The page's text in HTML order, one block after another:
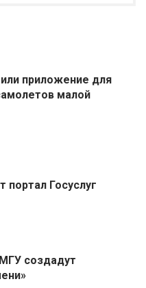
приложение для
малой
Госуслуг
создадут